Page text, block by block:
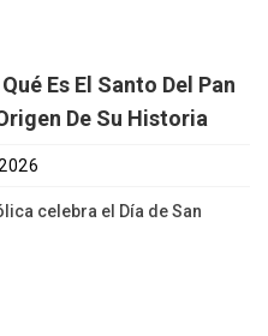
Es El Santo Del Pan
De Su Historia
celebra el Día de San